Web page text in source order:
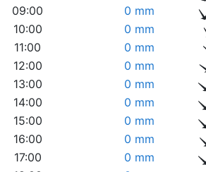
09:00
0 mm
10:00
0 mm
11:00
0 mm
12:00
0 mm
13:00
0 mm
14:00
0 mm
15:00
0 mm
16:00
0 mm
17:00
0 mm